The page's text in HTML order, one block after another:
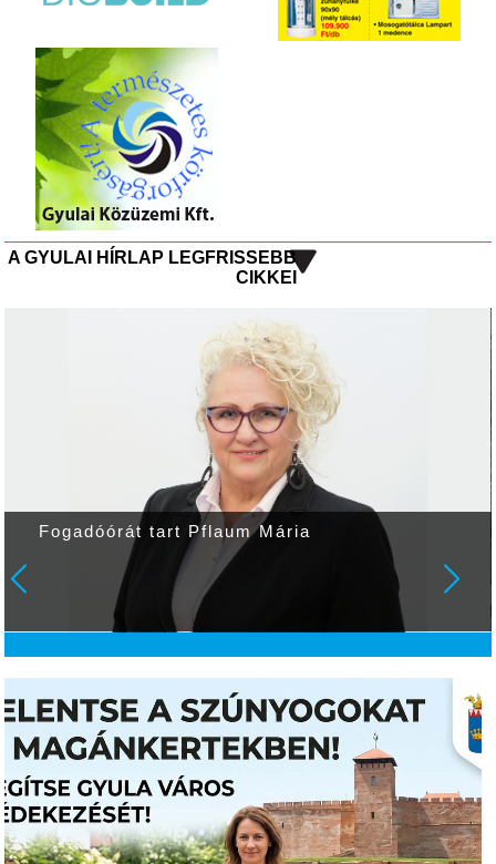
A GYULAI HÍRLAP LEGFRISSEBB
CIKKEI
Fogadóórát tart Pflaum Mária